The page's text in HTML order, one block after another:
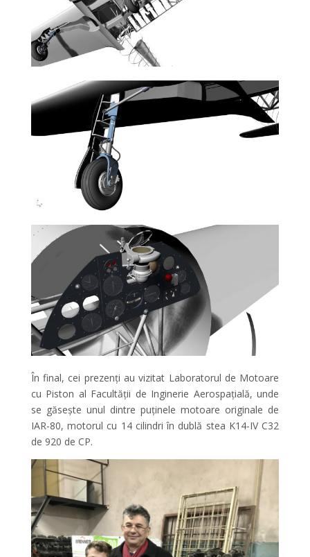
În final, cei prezenți au vizitat Laboratorul de Motoare
cu Piston al Facultății de Inginerie Aerospațială, unde
se găsește unul dintre puținele motoare originale de
IAR-80, motorul cu 14 cilindri în dublă stea K14-IV C32
de 920 de CP.